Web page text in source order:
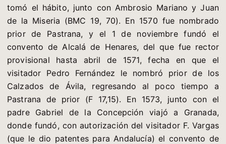
tomó el hábito, junto con Ambrosio Mariano y Juan
de la Miseria (BMC 19, 70). En 1570 fue nombrado
prior de Pastrana, y el 1 de noviembre fundó el
convento de Alcalá de Henares, del que fue rector
provisional hasta abril de 1571, fecha en que el
visitador Pedro Fernández le nombró prior de los
Calzados de Ávila, regresando al poco tiempo a
Pastrana de prior (F 17,15). En 1573, junto con el
padre Gabriel de la Concepción viajó a Granada,
donde fundó, con autorización del visitador F. Vargas
(que le dio patentes para Andalucía) el convento de